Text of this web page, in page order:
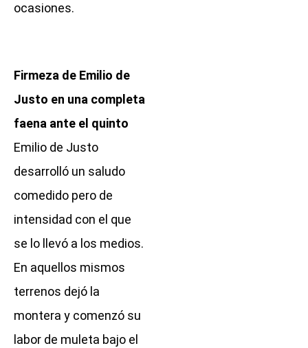
ocasiones.
Firmeza de Emilio de
Justo en una completa
faena ante el quinto
Emilio de Justo
desarrolló un saludo
comedido pero de
intensidad con el que
se lo llevó a los medios.
En aquellos mismos
terrenos dejó la
montera y comenzó su
labor de muleta bajo el